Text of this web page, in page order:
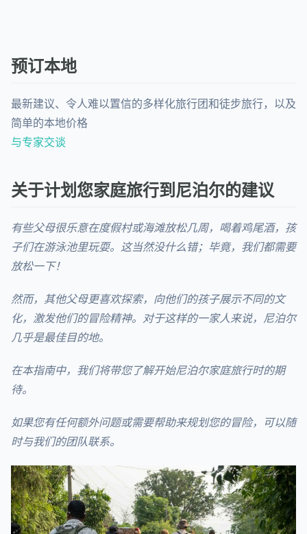
预订本地
最新建议、令人难以置信的多样化旅行团和徒步旅行，以及
简单的本地价格
与专家交谈
关于计划您家庭旅行到尼泊尔的建议
有些父母很乐意在度假村或海滩放松几周，喝着鸡尾酒，孩
子们在游泳池里玩耍。这当然没什么错；毕竟，我们都需要
放松一下！
然而，其他父母更喜欢探索，向他们的孩子展示不同的文
化，激发他们的冒险精神。对于这样的一家人来说，尼泊尔
几乎是最佳目的地。
在本指南中，我们将带您了解开始尼泊尔家庭旅行时的期
待。
如果您有任何额外问题或需要帮助来规划您的冒险，可以随
时与我们的团队联系。